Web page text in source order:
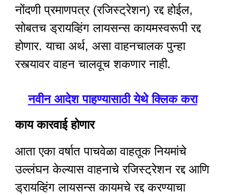
नोंदणी प्रमाणपत्र (रजिस्ट्रेशन) रद्द होईल,
सोबतच ड्रायव्हिंग लायसन्स कायमस्वरूपी रद्द
होणार. याचा अर्थ, असा वाहनचालक पुन्हा
रस्त्यावर वाहन चालवूच शकणार नाही.
नवीन आदेश पाहण्यासाठी येथे क्लिक करा
काय कारवाई होणार
आता एका वर्षात पाचवेळा वाहतूक नियमांचे
उल्लंघन केल्यास वाहनाचे रजिस्ट्रेशन रद्द आणि
ड्रायव्हिंग लायसन्स कायमचे रद्द करण्याचा